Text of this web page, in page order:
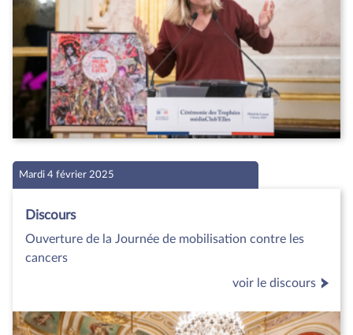
Mardi 4 février 2025
Discours
Ouverture de la Journée de mobilisation contre les
cancers
voir le discours